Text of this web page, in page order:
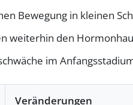
Bewegung in kleinen
weiterhin den
im
Veränderungen